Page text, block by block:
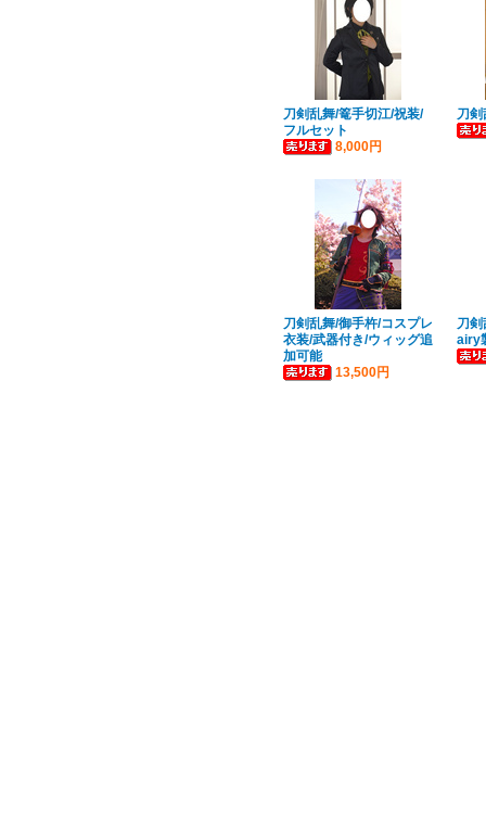
刀剣乱舞/篭手切江/祝装/
フルセット
8,000円
刀
刀剣乱舞/御手杵/コスプレ
衣装/武器付き/ウィッグ追
加可能
13,500円
刀
airy